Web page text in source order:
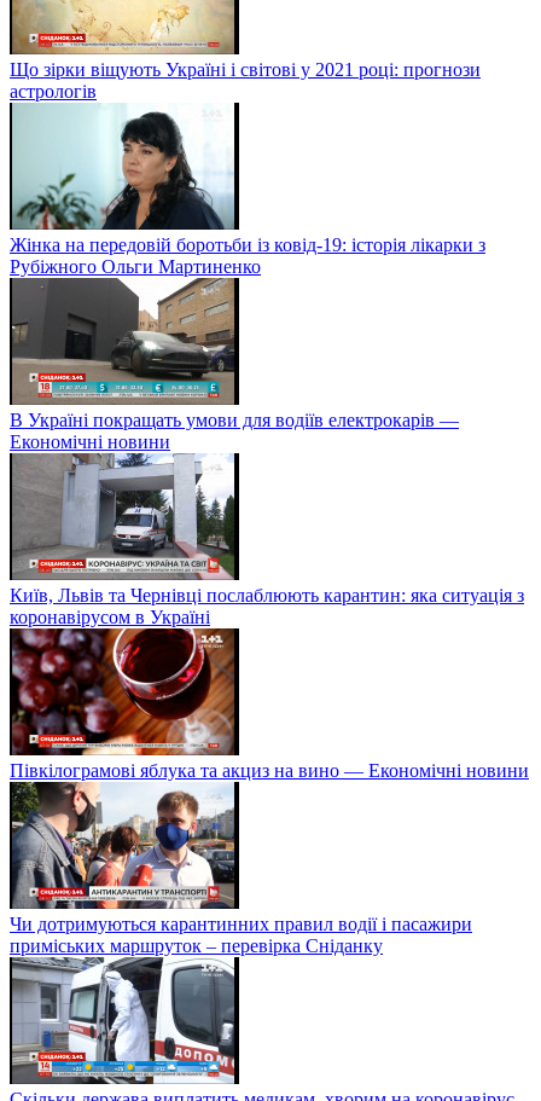
Що зірки віщують Україні і світові у 2021 році: прогнози
астрологів
Жінка на передовій боротьби із ковід-19: історія лікарки з
Рубіжного Ольги Мартиненко
В Україні покращать умови для водіїв електрокарів —
Економічні новини
Київ, Львів та Чернівці послаблюють карантин: яка ситуація з
коронавірусом в Україні
Півкілограмові яблука та акциз на вино — Економічні новини
Чи дотримуються карантинних правил водії і пасажири
приміських маршруток – перевірка Сніданку